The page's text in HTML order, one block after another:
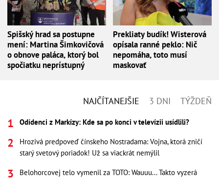
Spišský hrad sa postupne
mení: Martina Šimkovičová
o obnove paláca, ktorý bol
spočiatku neprístupný
Prekliaty budík! Wisterová
opísala ranné peklo: Nič
nepomáha, toto musí
maskovať
NAJČÍTANEJŠIE 3 DNI TÝŽDEŇ
Odídenci z Markízy: Kde sa po konci v televízii usídlili?
Hrozivá predpoveď čínskeho Nostradama: Vojna, ktorá zničí
starý svetový poriadok! Už sa viackrát nemýlil
Belohorcovej telo vymenil za TOTO: Wauuu... Takto vyzerá